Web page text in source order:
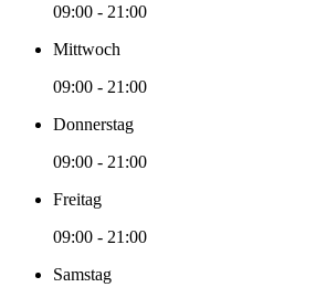
09:00 - 21:00
Mittwoch
09:00 - 21:00
Donnerstag
09:00 - 21:00
Freitag
09:00 - 21:00
Samstag